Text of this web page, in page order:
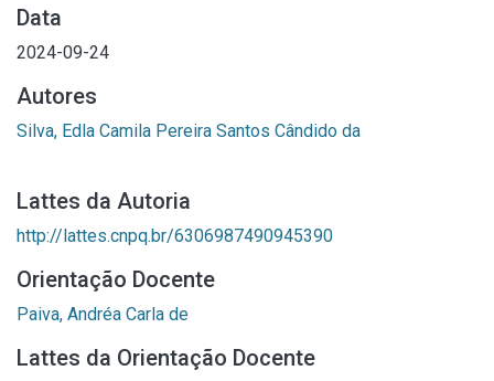
Data
2024-09-24
Autores
Silva, Edla Camila Pereira Santos Cândido da
Lattes da Autoria
http://lattes.cnpq.br/6306987490945390
Orientação Docente
Paiva, Andréa Carla de
Lattes da Orientação Docente